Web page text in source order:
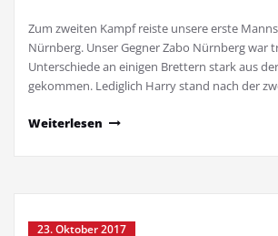
Zum zweiten Kampf reiste unsere erste
Nürnberg. Unser Gegner Zabo Nürnberg war
Unterschiede an einigen Brettern stark aus
gekommen. Lediglich Harry stand nach der
Weiterlesen
23. Oktober 2017